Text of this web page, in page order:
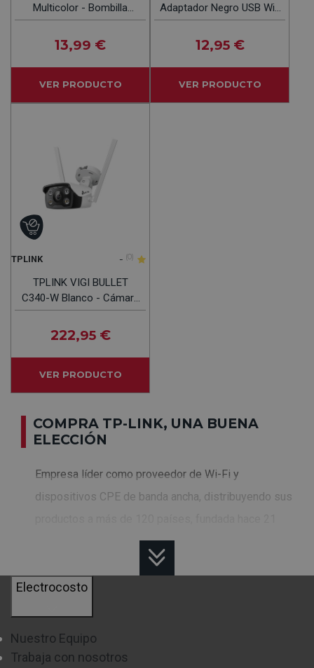
Multicolor - Bombilla
Inteligente 806 Lúmenes
13,99 €
VER PRODUCTO
Adaptador Negro USB Wifi
WPS
12,95 €
VER PRODUCTO
TPLINK - (0)
TPLINK VIGI BULLET
C340-W Blanco - Cámara
Vigilancia
222,95 €
VER PRODUCTO
COMPRA TP-LINK, UNA BUENA
ELECCIÓN
Empresa líder como proveedor de Wi-Fi y
dispositivos CPE de banda ancha, distribuyendo sus
años y que va creciendo año tras año y
actualizándose a lo que el mercado demanda hoy
día.
¿QUÉ NOS OFRECE TP LINK?
Nos trae una amplísima gama de productos a lo que
Electrocosto
Nuestro Equipo
Trabaja con nosotros